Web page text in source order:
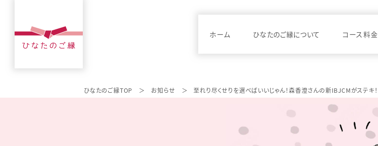
ホーム ひなたのご縁について コース料金
ひなたのご縁TOP お知らせ 至れり尽くせりを選べばいいじゃん！森香澄さんの新IBJCMがステキ！